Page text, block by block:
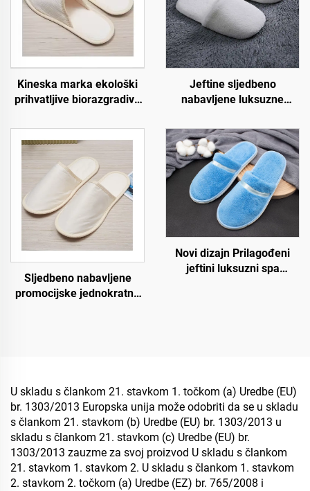
Kineska marka ekološki
prihvatljive biorazgradive
otvorene prednjice s
pulpom na đonu,
jednokratne papuče za
zrakoplovstvo
Jeftine sljedbeno
nabavljene luksuzne
spa, uniseks, jednokratne,
meke i udobne papuče za
hotelske sobe
Sljedbeno nabavljene
promocijske jednokratne
Novi dizajn Prilagođeni
jeftini luksuzni spa
U skladu s člankom 21. stavkom 1. točkom (a) Uredbe (EU)
br. 1303/2013 Europska unija može odobriti da se u skladu
s člankom 21. stavkom (b) Uredbe (EU) br. 1303/2013 u
skladu s člankom 21. stavkom (c) Uredbe (EU) br.
1303/2013 zauzme za svoj proizvod U skladu s člankom
21. stavkom 1. stavkom 2. U skladu s člankom 1. stavkom
2. stavkom 2. točkom (a) Uredbe (EZ) br. 765/2008 i